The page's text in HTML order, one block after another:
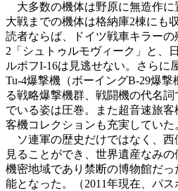
大多数の機体は野原に無造作に
大戦までの機体は格納庫2棟にも
読者ならば、ドイツ戦車キラー
2「シュトゥルモヴィーク」と、
ルポフI-16は見逃せない。さらに
Tu-4爆撃機（ボーイングB-29爆撃
る戦略爆撃機群、戦闘機の代名
でいる姿は圧巻。また超音速旅客
客機コレクションも充実していた
ソ連軍の歴史だけではなく、西
見ることができ、世界遺産なみ
機密地域であり禁断の博物館だ
能となった。（2011年現在、パ